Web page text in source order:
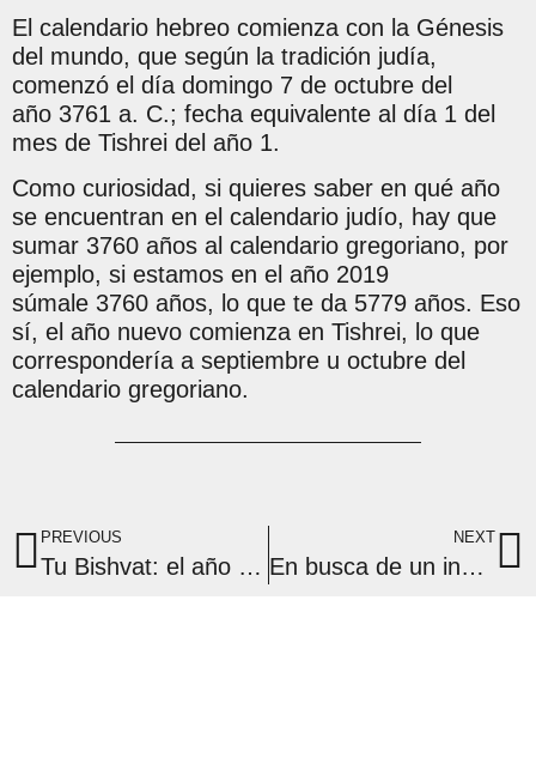
El calendario hebreo comienza con la Génesis
del mundo, que según la tradición judía,
comenzó el día domingo 7 de octubre del
año 3761 a. C.; fecha equivalente al día 1 del
mes de Tishrei del año 1.
Como curiosidad, si quieres saber en qué año
se encuentran en el calendario judío, hay que
sumar 3760 años al calendario gregoriano, por
ejemplo, si estamos en el año 2019
súmale 3760 años, lo que te da 5779 años. Eso
sí, el año nuevo comienza en Tishrei, lo que
correspondería a septiembre u octubre del
calendario gregoriano.
PREVIOUS
Tu Bishvat: el año nuevo de los árboles
NEXT
En busca de un inversor externo para el Centro de la Memoria Sefardí